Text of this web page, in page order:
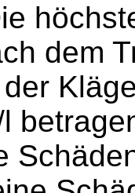
dem